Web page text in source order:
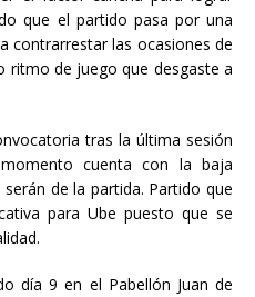
que el partido pasa por una
contrarrestar las ocasiones de
ritmo de juego que desgaste a
tras la última sesión
cuenta con la baja
de la partida. Partido que
para Ube puesto que se
día 9 en el Pabellón Juan de